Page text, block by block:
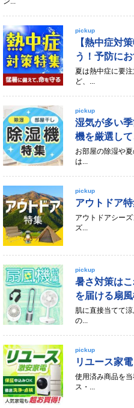
pickup
【熱中症対
う！予防に
夏は熱中症に要
ど、...
pickup
湿気が多い
機を厳選し
お部屋の除湿や
は...
pickup
アウトドア
アウトドアシー
ズ...
pickup
暑さ対策は
を届ける扇
肌に直接当てて
の...
pickup
リユース家
使用済み商品を
ス・...